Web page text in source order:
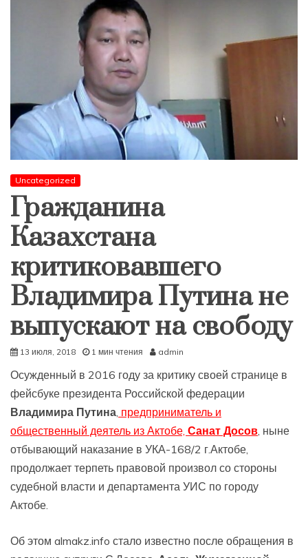
Uncategorized
Гражданина
Казахстана
критиковавшего
Владимира Путина не
выпускают на свободу
13 июля, 2018 1 мин чтения admin
Осужденный в 2016 году за критику своей странице в
фейсбуке президента Российской федерации
Владимира Путина предприниматель и
общественный деятель из Актобе, Санат Досов , ныне
отбывающий наказание в УКА-168/2 г.Актобе,
продолжает терпеть правовой произвол со стороны
судебной власти и департамента УИС по городу
Актобе.
Об этом almakz.info стало известно после обращения в